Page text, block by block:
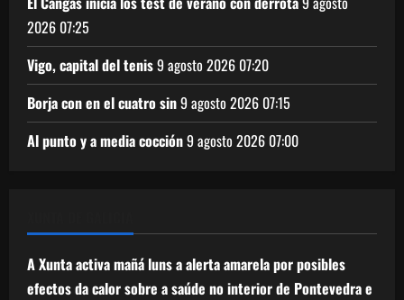
2026 07:25
Vigo, capital del tenis9 agosto 2026 07:20
Borja con en el cuatro sin9 agosto 2026 07:15
Al punto y a media cocción9 agosto 2026 07:00
A Xunta activa mañá luns a alerta amarela por posibles
efectos da calor sobre a saúde no interior de Pontevedra e